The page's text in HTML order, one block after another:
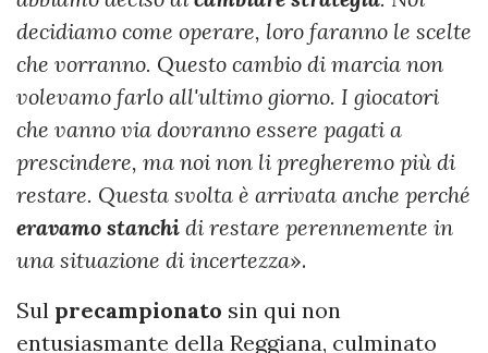
decidiamo come operare, loro faranno le scelte
che vorranno. Questo cambio di marcia non
volevamo farlo all'ultimo giorno. I giocatori
che vanno via dovranno essere pagati a
prescindere, ma noi non li pregheremo più di
restare. Questa svolta è arrivata anche perché
eravamo stanchi di restare perennemente in
una situazione di incertezza».
Sul precampionato sin qui non
entusiasmante della Reggiana, culminato